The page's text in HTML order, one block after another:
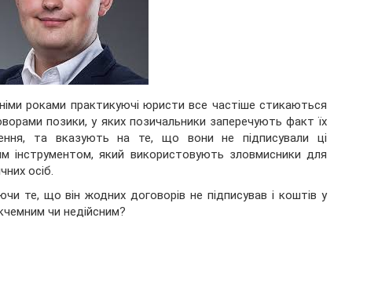
роками практикуючі юристи все частіше стикаються
позики, у яких позичальники заперечують факт їх
та вказують на те, що вони не підписували ці
інструментом, який використовують зловмисники для
осіб.
те, що він жодних договорів не підписував і коштів у
чи недійсним?